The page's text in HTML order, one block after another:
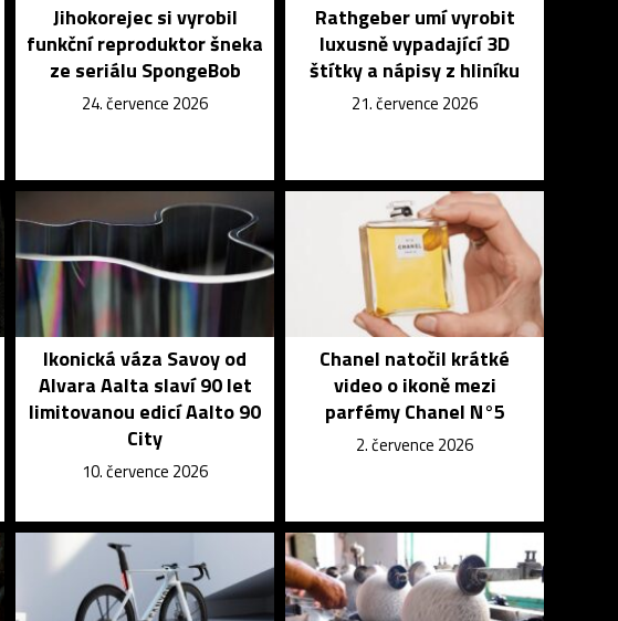
Jihokorejec si vyrobil
funkční reproduktor šneka
ze seriálu SpongeBob
24. července 2026
Rathgeber umí vyrobit
luxusně vypadající 3D
štítky a nápisy z hliníku
21. července 2026
Ikonická váza Savoy od
Alvara Aalta slaví 90 let
limitovanou edicí Aalto 90
City
10. července 2026
Chanel natočil krátké
video o ikoně mezi
parfémy Chanel N°5
2. července 2026